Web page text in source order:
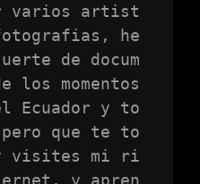
varios artist
he
de docum
los momentos
Ecuador y to
que te to
y visites mi ri
y apren